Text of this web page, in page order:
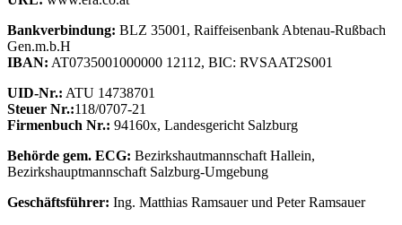
Bankverbindung: BLZ 35001, Raiffeisenbank Abtenau-Rußbach
Gen.m.b.H
IBAN: AT0735001000000 12112, BIC: RVSAAT2S001
UID-Nr.: ATU 14738701
Steuer Nr.:118/0707-21
Firmenbuch Nr.: 94160x, Landesgericht Salzburg
Behörde gem. ECG: Bezirkshautmannschaft Hallein,
Bezirkshauptmannschaft Salzburg-Umgebung
Geschäftsführer: Ing. Matthias Ramsauer und Peter Ramsauer